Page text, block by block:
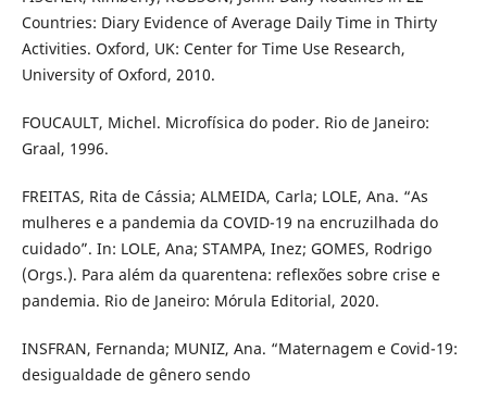
Countries: Diary Evidence of Average Daily Time in Thirty
Activities. Oxford, UK: Center for Time Use Research,
University of Oxford, 2010.
FOUCAULT, Michel. Microfísica do poder. Rio de Janeiro:
Graal, 1996.
FREITAS, Rita de Cássia; ALMEIDA, Carla; LOLE, Ana. “As
mulheres e a pandemia da COVID-19 na encruzilhada do
cuidado”. In: LOLE, Ana; STAMPA, Inez; GOMES, Rodrigo
(Orgs.). Para além da quarentena: reflexões sobre crise e
pandemia. Rio de Janeiro: Mórula Editorial, 2020.
INSFRAN, Fernanda; MUNIZ, Ana. “Maternagem e Covid-19:
desigualdade de gênero sendo